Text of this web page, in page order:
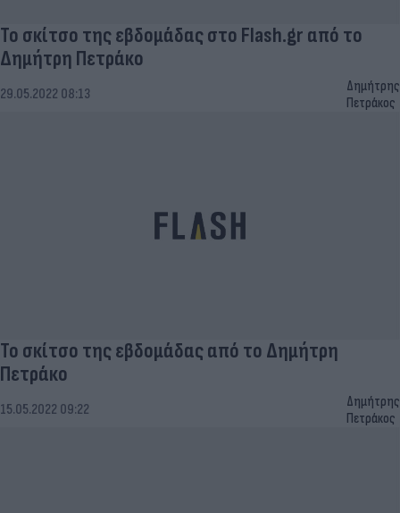
Το σκίτσο της εβδομάδας στο Flash.gr από το
Δημήτρη Πετράκο
29.05.2022 08:13
Δημήτρης
Πετράκος
Το σκίτσο της εβδομάδας από το Δημήτρη
Πετράκο
15.05.2022 09:22
Δημήτρης
Πετράκος